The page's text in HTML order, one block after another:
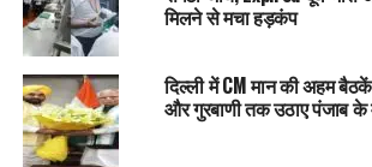
RELATED TOPICS: LATEST NEWS POLICE
TRENDING
UP NEXT
Punjab में 242 आम आदमी क्लीनिक और 2889
नाम बदला, अब होंगे “आयुष्मान आरोग्य केंद्र”
DON'T MISS
मिलने से मचा हड़कंप
दिल्ली में CM मान की अहम
और गुरबाणी तक उठाए पंजाब के